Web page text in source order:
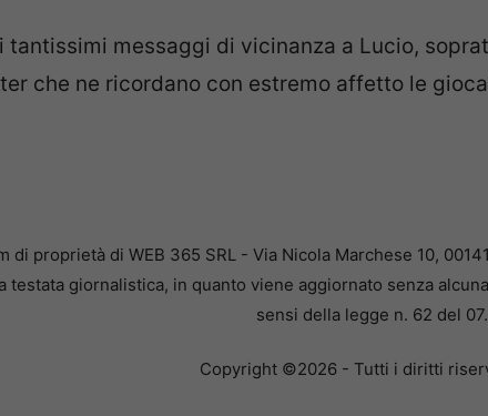
tantissimi messaggi di vicinanza a Lucio,
che ne ricordano con estremo affetto le
di proprietà di WEB 365 SRL - Via Nicola Marchese 10,
testata giornalistica, in quanto viene aggiornato senza
sensi della legge n. 62 del
Copyright ©2026 - Tutti i diritti